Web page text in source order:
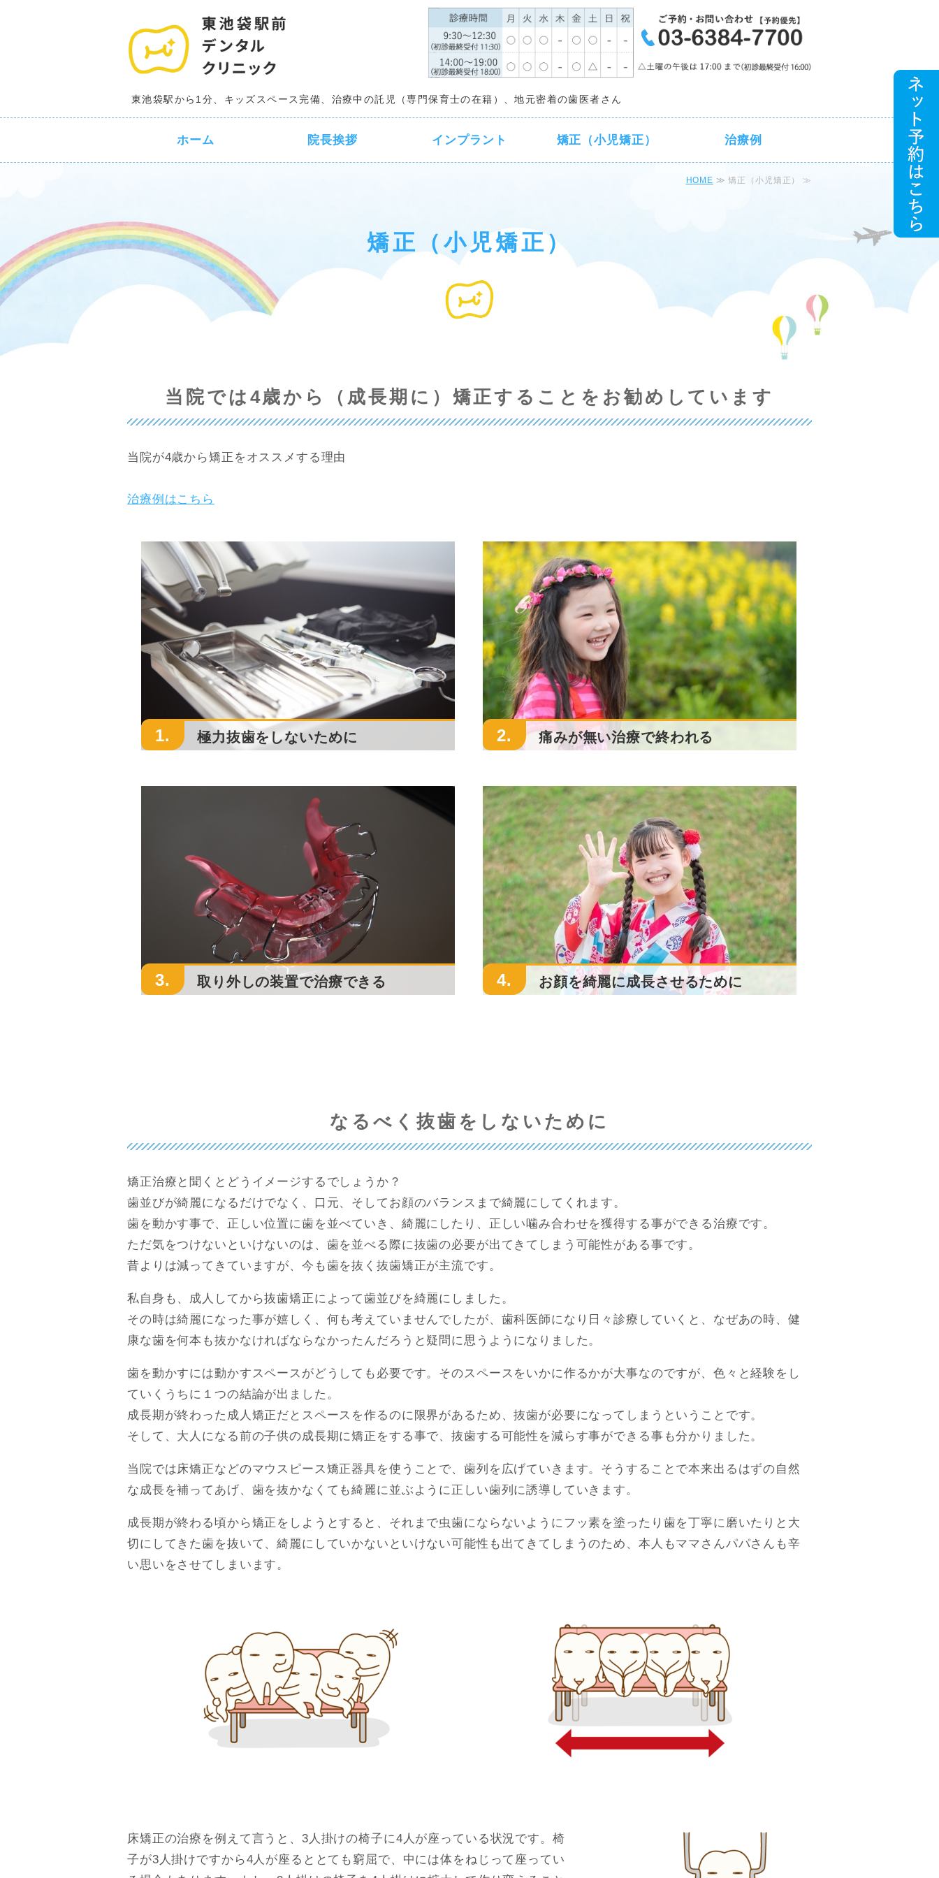
池袋 東池袋駅前デンタルクリニック
東池袋駅から1分、キッズスペース完備、治療中の託児（専門保育士の在籍）、地元密着の歯医者さん
ホーム 院長挨拶 インプラント 矯正（小児矯正） 治療例
HOME ≫ 矯正（小児矯正） ≫
矯正（小児矯正）
当院では4歳から（成長期に）矯正することをお勧めしています
当院が4歳から矯正をオススメする理由
治療例はこちら
1. 極力抜歯をしないために 2. 痛みが無い治療で終われる
3. 取り外しの装置で治療できる 4. お顔を綺麗に成長させるために
なるべく抜歯をしないために
矯正治療と聞くとどうイメージするでしょうか？
歯並びが綺麗になるだけでなく、口元、そしてお顔のバランスまで綺麗にしてくれます。
歯を動かす事で、正しい位置に歯を並べていき、綺麗にしたり、正しい噛み合わせを獲得する事ができる治療です。
ただ気をつけないといけないのは、歯を並べる際に抜歯の必要が出てきてしまう可能性がある事です。
昔よりは減ってきていますが、今も歯を抜く抜歯矯正が主流です。
私自身も、成人してから抜歯矯正によって歯並びを綺麗にしました。
その時は綺麗になった事が嬉しく、何も考えていませんでしたが、歯科医師になり日々診療していくと、なぜあの時、健
康な歯を何本も抜かなければならなかったんだろうと疑問に思うようになりました。
歯を動かすには動かすスペースがどうしても必要です。そのスペースをいかに作るかが大事なのですが、色々と経験をし
ていくうちに１つの結論が出ました。
成長期が終わった成人矯正だとスペースを作るのに限界があるため、抜歯が必要になってしまうということです。
そして、大人になる前の子供の成長期に矯正をする事で、抜歯する可能性を減らす事ができる事も分かりました。
当院では床矯正などのマウスピース矯正器具を使うことで、歯列を広げていきます。そうすることで本来出るはずの自然
な成長を補ってあげ、歯を抜かなくても綺麗に並ぶように正しい歯列に誘導していきます。
成長期が終わる頃から矯正をしようとすると、それまで虫歯にならないようにフッ素を塗ったり歯を丁寧に磨いたりと大
切にしてきた歯を抜いて、綺麗にしていかないといけない可能性も出てきてしまうのため、本人もママさんパパさんも辛
い思いをさせてしまいます。
床矯正の治療を例えて言うと、3人掛けの椅子に4人が座っている状況です。椅
子が3人掛けですから4人が座るととても窮屈で、中には体をねじって座ってい